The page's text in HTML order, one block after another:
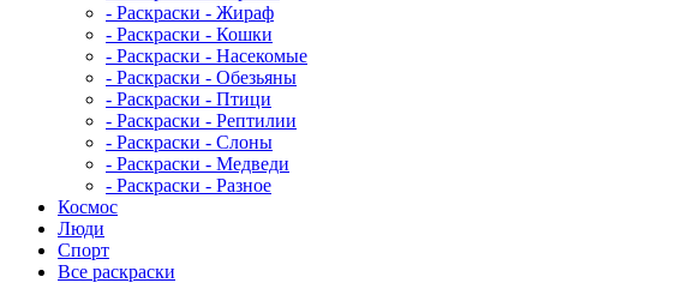
- Раскраски - Жираф
- Раскраски - Кошки
- Раскраски - Насекомые
- Раскраски - Обезьяны
- Раскраски - Птици
- Раскраски - Рептилии
- Раскраски - Слоны
- Раскраски - Медведи
- Раскраски - Разное
Космос
Люди
Спорт
Все раскраски